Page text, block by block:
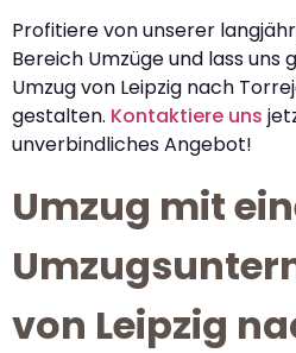
Profitiere von unserer
Bereich Umzüge und lass uns
Umzug von Leipzig nach
gestalten. Kontaktiere uns
unverbindliches Angebot!
Umzug mit
von Leipzig